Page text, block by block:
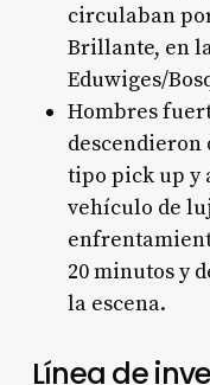
circulaban
Brillante, en
Eduwiges/
Hombres
descendieron
tipo pick up y
vehículo de
20 minutos y
la escena.
Línea de